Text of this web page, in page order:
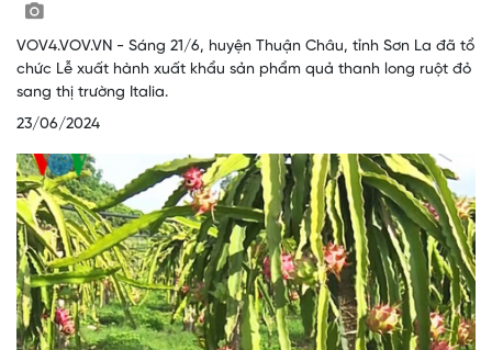
VOV4.VOV.VN - Sáng 21/6, huyện Thuận Châu, tỉnh Sơn La đã tổ
chức Lễ xuất hành xuất khẩu sản phẩm quả thanh long ruột đỏ
sang thị trường Italia. ​​​​​​​
23/06/2024